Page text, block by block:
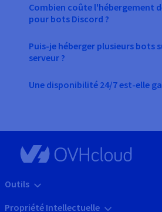
Combien coûte l'hébergement
pour bots Discord ?
Puis-je héberger plusieurs bots
serveur ?
Une disponibilité 24/7 est-elle
Outils
Propriété Intellectuelle